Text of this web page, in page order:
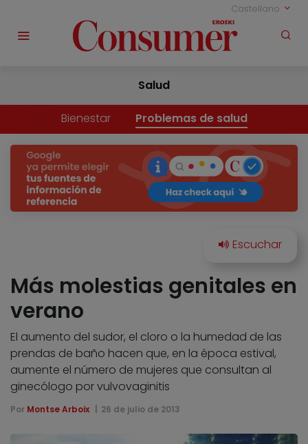
Castellano
Salud
Bienestar Problemas de salud
Más molestias genitales en
verano
El aumento del sudor, el cloro o la humedad de las
prendas de baño hacen que, en la época estival,
aumente el número de mujeres que consultan al
ginecólogo por vulvovaginitis
Por Montse Arboix 26 de julio de 2013